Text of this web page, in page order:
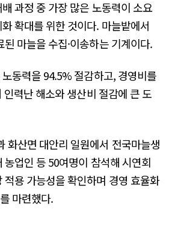
과정 중 가장 많은 노동력이 소요
확대를 위한 것이다. 마늘밭에서
마늘을 수집·이송하는 기계이다.
동력을 94.5% 절감하고, 경영비를
력난 해소와 생산비 절감에 큰 도
화산면 대안리 일원에서 전국마늘생
농업인 등 50여명이 참석해 시연회
적용 가능성을 확인하며 경영 효율화
마련했다.